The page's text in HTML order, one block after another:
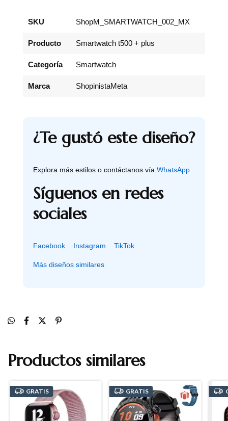
SKU ShopM_SMARTWATCH_002_MX
Producto Smartwatch t500 + plus
Categoría Smartwatch
Marca ShopinistaMeta
¿Te gustó este diseño?
Explora más estilos o contáctanos vía WhatsApp
Síguenos en redes
sociales
Facebook Instagram TikTok
Más diseños similares
Productos similares
GRATIS GRATIS